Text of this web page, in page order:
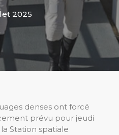
2025
denses ont forcé
prévu pour jeudi
Station spatiale